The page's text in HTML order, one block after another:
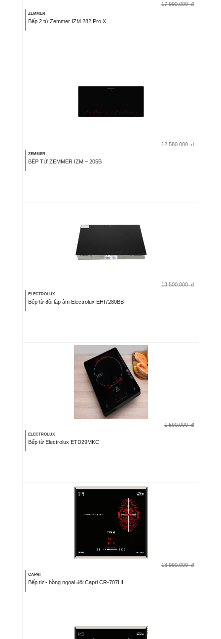
17.990.000 đ
ZEMMER
Bếp 2 từ Zemmer IZM 282 Pro X
12.580.000 đ
ZEMMER
BẾP TỪ ZEMMER IZM – 205B
13.500.000 đ
ELECTROLUX
Bếp từ đôi lắp âm Electrolux EHI7280BB
1.590.000 đ
ELECTROLUX
Bếp từ Electrolux ETD29MKC
13.990.000 đ
CAPRI
Bếp từ - hồng ngoại đôi Capri CR-707HI